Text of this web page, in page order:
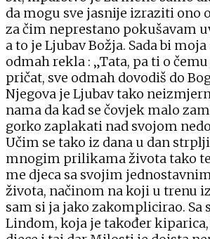
da mogu sve jasnije izraziti ono
za čim neprestano pokušavam
a to je Ljubav Božja. Sada bi
odmah rekla : „Tata, pa ti o
pričat, sve odmah dovodiš do
Njegova je Ljubav tako
nama da kad se čovjek malo
gorko zaplakati nad svojom
Učim se tako iz dana u dan
mnogim prilikama života tako
me djeca sa svojim
života, načinom na koji u trenu
sam si ja jako zakomplicirao. Sa
Lindom, koja je također